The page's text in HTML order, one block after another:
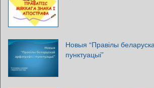
Новыя “Правілы
пунктуацыі”